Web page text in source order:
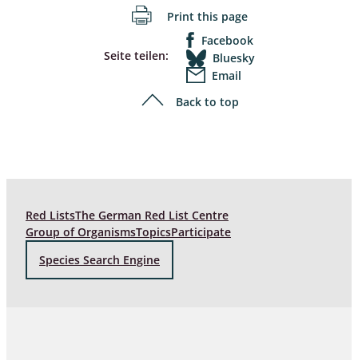
Print this page
Seite teilen:
Facebook
Bluesky
Email
Back to top
Red ListsThe German Red List Centre
Group of OrganismsTopicsParticipate
Species Search Engine